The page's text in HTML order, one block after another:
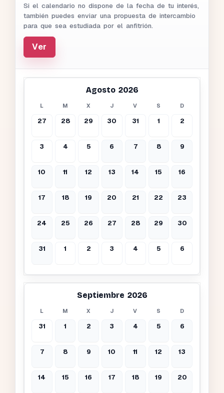
Si el calendario no dispone de la fecha de tu interés,
también puedes enviar una propuesta de intercambio
para que sea estudiada por el anfitrión.
Ver
Agosto 2026
L M X J V S D
27 28 29 30 31 1 2
3 4 5 6 7 8 9
10 11 12 13 14 15 16
17 18 19 20 21 22 23
24 25 26 27 28 29 30
31 1 2 3 4 5 6
Septiembre 2026
L M X J V S D
31 1 2 3 4 5 6
7 8 9 10 11 12 13
14 15 16 17 18 19 20